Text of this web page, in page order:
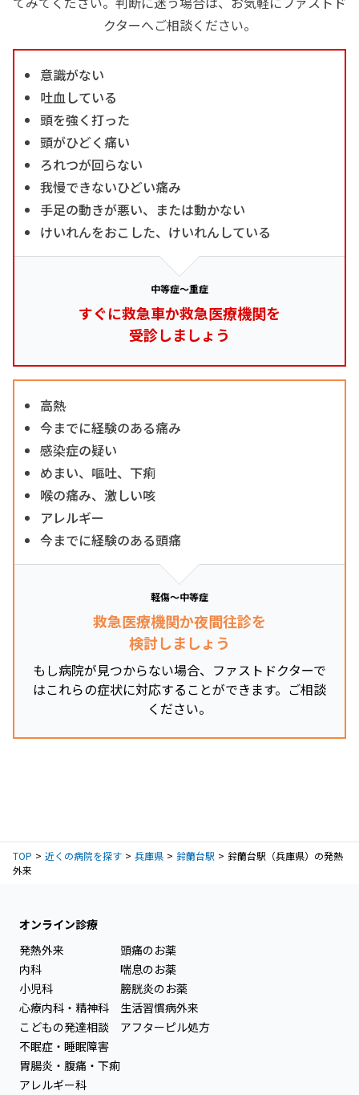
クターへご相談ください。
意識がない
吐血している
頭を強く打った
頭がひどく痛い
ろれつが回らない
我慢できないひどい痛み
手足の動きが悪い、または動かない
けいれんをおこした、けいれんしている
中等症～重症
すぐに救急車か救急医療機関を
受診しましょう
高熱
今までに経験のある痛み
感染症の疑い
めまい、嘔吐、下痢
喉の痛み、激しい咳
アレルギー
今までに経験のある頭痛
軽傷～中等症
救急医療機関か夜間往診を
検討しましょう
もし病院が見つからない場合、ファストドクターで
はこれらの症状に対応することができます。ご相談
ください。
TOP 近くの病院を探す 兵庫県 鈴蘭台駅
鈴蘭台駅（兵庫県）の発熱
外来
オンライン診療
発熱外来
内科
小児科
心療内科・精神科
こどもの発達相談
不眠症・睡眠障害
胃腸炎・腹痛・下痢
アレルギー科
頭痛のお薬
喘息のお薬
膀胱炎のお薬
生活習慣病外来
アフターピル処方